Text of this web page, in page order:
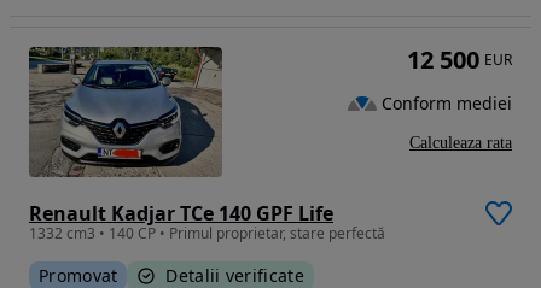
Renault Kadjar TCe 140 GPF Life
1332 cm3 • 140 CP • Primul proprietar, stare perfectă
Promovat Detalii verificate
12 500 EUR
Conform mediei
Calculeaza rata